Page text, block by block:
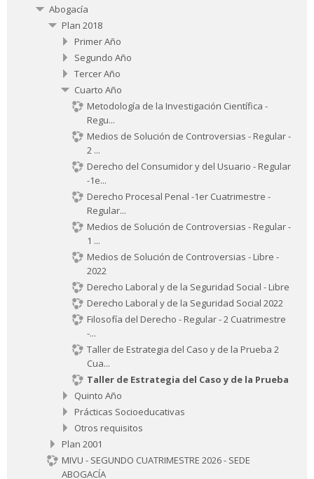
Abogacía
Plan 2018
Primer Año
Segundo Año
Tercer Año
Cuarto Año
Metodología de la Investigación Científica -
Regu...
Medios de Solución de Controversias - Regular -
2 ...
Derecho del Consumidor y del Usuario - Regular
-1e...
Derecho Procesal Penal -1er Cuatrimestre -
Regular...
Medios de Solución de Controversias - Regular -
1 ...
Medios de Solución de Controversias - Libre -
2022
Derecho Laboral y de la Seguridad Social - Libre
Derecho Laboral y de la Seguridad Social 2022
Filosofía del Derecho - Regular - 2 Cuatrimestre
-...
Taller de Estrategia del Caso y de la Prueba 2
Cua...
Taller de Estrategia del Caso y de la Prueba
Quinto Año
Prácticas Socioeducativas
Otros requisitos
Plan 2001
MIVU - SEGUNDO CUATRIMESTRE 2026 - SEDE
ABOGACÍA